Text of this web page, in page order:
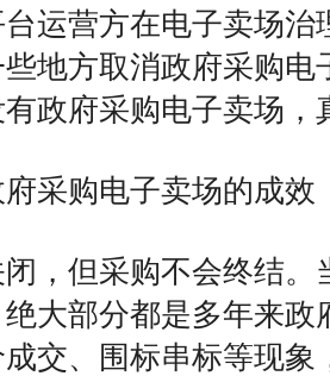
运营方在电子卖场治
地方取消政府采购电
政府采购电子卖场，
采购电子卖场的成效
，但采购不会终结。
大部分都是多年来政
交、围标串标等现象